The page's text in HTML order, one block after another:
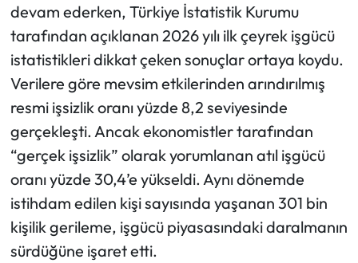
devam ederken, Türkiye İstatistik Kurumu
tarafından açıklanan 2026 yılı ilk çeyrek işgücü
istatistikleri dikkat çeken sonuçlar ortaya koydu.
Verilere göre mevsim etkilerinden arındırılmış
resmi işsizlik oranı yüzde 8,2 seviyesinde
gerçekleşti. Ancak ekonomistler tarafından
“gerçek işsizlik” olarak yorumlanan atıl işgücü
oranı yüzde 30,4’e yükseldi. Aynı dönemde
istihdam edilen kişi sayısında yaşanan 301 bin
kişilik gerileme, işgücü piyasasındaki daralmanın
sürdüğüne işaret etti.
Sağlık
Turizm
Teknoloji